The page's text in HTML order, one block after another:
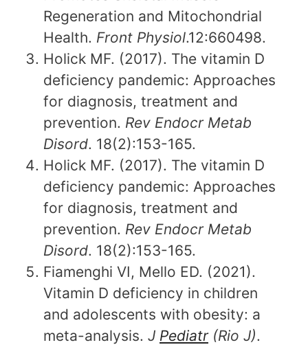
Regeneration and Mitochondrial
Health. Front Physiol.12:660498.
Holick MF. (2017). The vitamin D
deficiency pandemic: Approaches
for diagnosis, treatment and
prevention. Rev Endocr Metab
Disord. 18(2):153-165.
Holick MF. (2017). The vitamin D
deficiency pandemic: Approaches
for diagnosis, treatment and
prevention. Rev Endocr Metab
Disord. 18(2):153-165.
Fiamenghi VI, Mello ED. (2021).
Vitamin D deficiency in children
and adolescents with obesity: a
meta-analysis. J Pediatr(Rio J).